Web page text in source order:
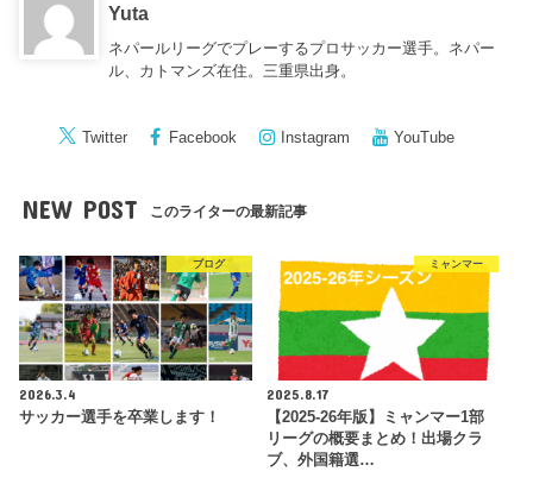
Yuta
ネパールリーグでプレーするプロサッカー選手。ネパー
ル、カトマンズ在住。三重県出身。
Twitter Facebook Instagram YouTube
NEW POST このライターの最新記事
ブログ
2026.3.4
サッカー選手を卒業します！
ミャンマー
2025.8.17
【2025-26年版】ミャンマー1部
リーグの概要まとめ！出場クラ
ブ、外国籍選…